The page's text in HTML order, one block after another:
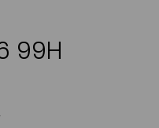
99H